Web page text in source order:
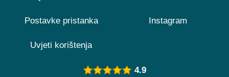
Postavke pristanka
Uvjeti korištenja
Instagram
4.9